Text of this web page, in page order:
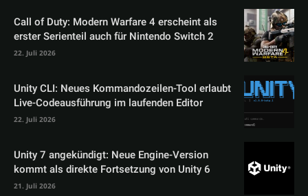
Call of Duty: Modern Warfare 4 erscheint als
erster Serienteil auch für Nintendo Switch 2
22. Juli 2026
Unity CLI: Neues Kommandozeilen-Tool erlaubt
Live-Codeausführung im laufenden Editor
22. Juli 2026
Unity 7 angekündigt: Neue Engine-Version
kommt als direkte Fortsetzung von Unity 6
21. Juli 2026